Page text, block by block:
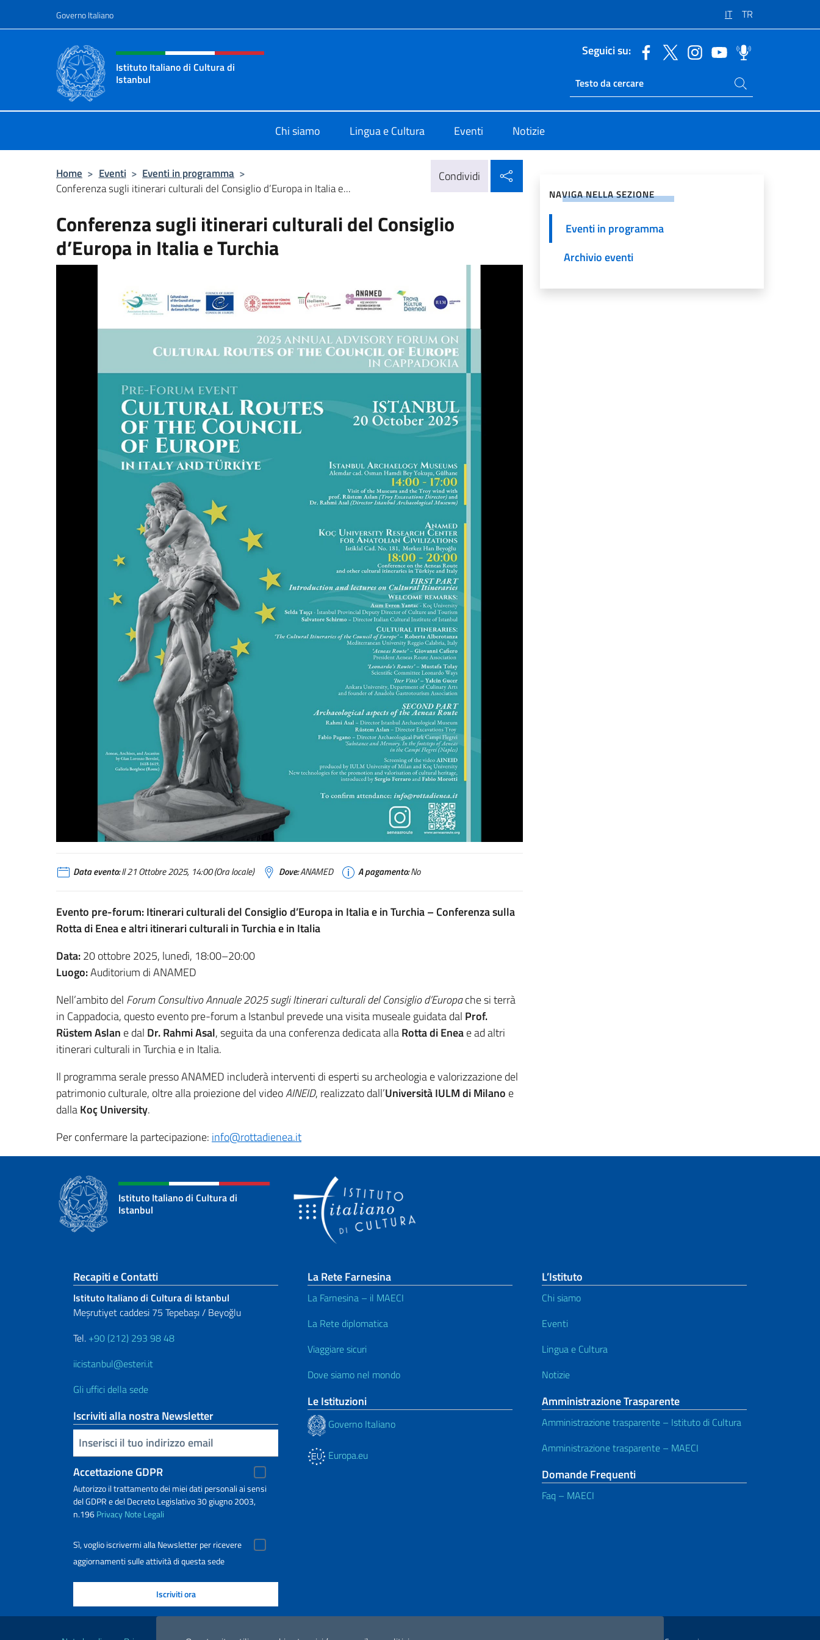
Governo Italiano IT TR
Intestazione sito, social e menù
Istituto Italiano di Cultura di
Istanbul
Seguici su:
Ricerca sito live
Cerca nel sito
Chi siamo Lingua e Cultura Eventi Notizie
Home > Eventi > Eventi in programma >
Conferenza sugli itinerari culturali del Consiglio d’Europa in Italia e...
Condividi
Conferenza sugli itinerari culturali del Consiglio
d’Europa in Italia e Turchia
Data evento:Il 21 Ottobre 2025, 14:00 (Ora locale) Dove:ANAMED A pagamento:No
Evento pre-forum: Itinerari culturali del Consiglio d’Europa in Italia e in Turchia – Conferenza sulla
Rotta di Enea e altri itinerari culturali in Turchia e in Italia
Data:20 ottobre 2025, lunedì, 18:00–20:00
Luogo:Auditorium di ANAMED
Nell’ambito del Forum Consultivo Annuale 2025 sugli Itinerari culturali del Consiglio d’Europache si terrà
in Cappadocia, questo evento pre-forum a Istanbul prevede una visita museale guidata dal Prof.
Rüstem Aslan e dal Dr. Rahmi Asal, seguita da una conferenza dedicata allaRotta di Eneae ad altri
itinerari culturali in Turchia e in Italia.
Il programma serale presso ANAMED includerà interventi di esperti su archeologia e valorizzazione del
patrimonio culturale, oltre alla proiezione del videoAINEID, realizzato dall’Università IULM di Milano e
dallaKoç University.
Per confermare la partecipazione: info@rottadienea.it
NAVIGA NELLA SEZIONE
Eventi in programma
Archivio eventi
Istituto Italiano di Cultura di
Istanbul
Sezione footer
Recapiti e Contatti
Istituto Italiano di Cultura di Istanbul
Meşrutiyet caddesi 75 Tepebaşı / Beyoğlu
Tel. +90 (212) 293 98 48
iicistanbul@esteri.it
Gli uffici della sede
Iscriviti alla nostra Newsletter
Inserisci la tua email
Accettazione GDPR
Autorizzo il trattamento dei miei dati personali ai sensi
del GDPR e del Decreto Legislativo 30 giugno 2003,
n.196PrivacyNote Legali
Sì, voglio iscrivermi alla Newsletter per ricevere
aggiornamenti sulle attività di questa sede
La Rete Farnesina
La Farnesina – il MAECI
La Rete diplomatica
Viaggiare sicuri
Dove siamo nel mondo
Le Istituzioni
Governo Italiano
Europa.eu
L’Istituto
Chi siamo
Eventi
Lingua e Cultura
Notizie
Amministrazione Trasparente
Amministrazione trasparente – Istituto di Cultura
Amministrazione trasparente – MAECI
Domande Frequenti
Faq – MAECI